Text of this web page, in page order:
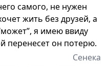
самого, не нужен
жить без друзей, а
я имею ввиду
перенесет он потерю.
Сенека